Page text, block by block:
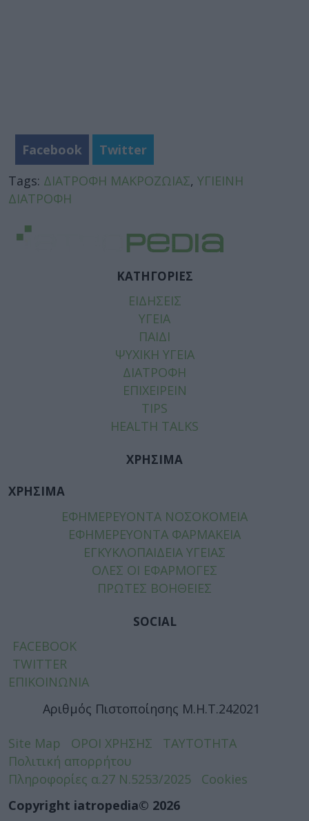
Facebook
Twitter
Tags: ΔΙΑΤΡΟΦΗ ΜΑΚΡΟΖΩΙΑΣ, ΥΓΙΕΙΝΗ
ΔΙΑΤΡΟΦΗ
ΚΑΤΗΓΟΡΙΕΣ
ΕΙΔΗΣΕΙΣ
ΥΓΕΙΑ
ΠΑΙΔΙ
ΨΥΧΙΚΗ ΥΓΕΙΑ
ΔΙΑΤΡΟΦΗ
ΕΠΙΧΕΙΡΕΙΝ
TIPS
HEALTH TALKS
ΧΡΗΣΙΜΑ
ΧΡΗΣΙΜΑ
ΕΦΗΜΕΡΕΥΟΝΤΑ ΝΟΣΟΚΟΜΕΙΑ
ΕΦΗΜΕΡΕΥΟΝΤΑ ΦΑΡΜΑΚΕΙΑ
ΕΓΚΥΚΛΟΠΑΙΔΕΙΑ ΥΓΕΙΑΣ
ΟΛΕΣ ΟΙ ΕΦΑΡΜΟΓΕΣ
ΠΡΩΤΕΣ ΒΟΗΘΕΙΕΣ
SOCIAL
FACEBOOK
TWITTER
ΕΠΙΚΟΙΝΩΝΙΑ
Αριθμός Πιστοποίησης Μ.Η.Τ.242021
Site Map ΟΡΟΙ ΧΡΗΣΗΣ
ΤΑΥΤΟΤΗΤΑ
Πολιτική απορρήτου
Πληροφορίες α.27 Ν.5253/2025
Cookies
Copyright iatropedia© 2026